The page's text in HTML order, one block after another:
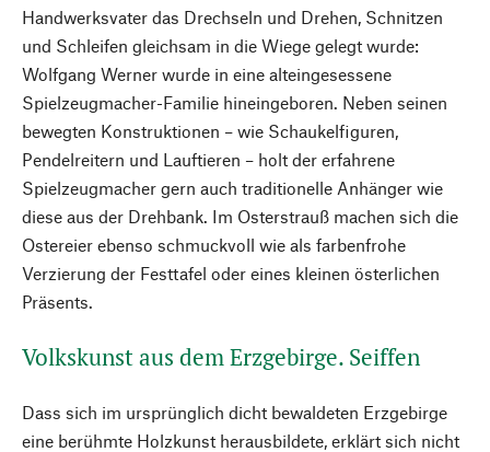
Handwerksvater das Drechseln und Drehen, Schnitzen
und Schleifen gleichsam in die Wiege gelegt wurde:
Wolfgang Werner wurde in eine alteingesessene
Spielzeugmacher-Familie hineingeboren. Neben seinen
bewegten Konstruktionen – wie Schaukelfiguren,
Pendelreitern und Lauftieren – holt der erfahrene
Spielzeugmacher gern auch traditionelle Anhänger wie
diese aus der Drehbank. Im Osterstrauß machen sich die
Ostereier ebenso schmuckvoll wie als farbenfrohe
Verzierung der Festtafel oder eines kleinen österlichen
Präsents.
Volkskunst aus dem Erzgebirge. Seiffen
Dass sich im ursprünglich dicht bewaldeten Erzgebirge
eine berühmte Holzkunst herausbildete, erklärt sich nicht